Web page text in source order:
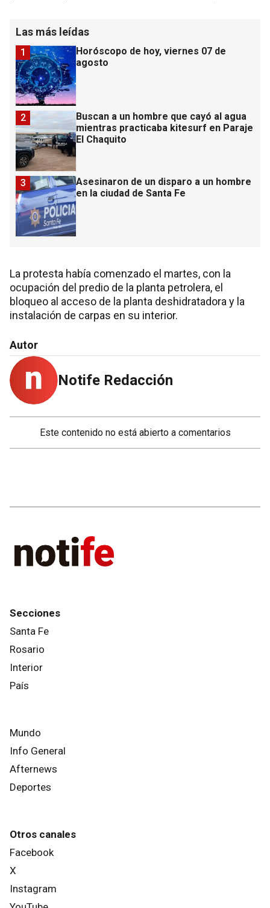
Las más leídas
Horóscopo de hoy, viernes 07 de
agosto
1
Buscan a un hombre que cayó al agua
mientras practicaba kitesurf en Paraje
El Chaquito
2
Asesinaron de un disparo a un hombre
en la ciudad de Santa Fe
3
La protesta había comenzado el martes, con la
ocupación del predio de la planta petrolera, el
bloqueo al acceso de la planta deshidratadora y la
instalación de carpas en su interior.
Autor
Notife Redacción
Este contenido no está abierto a comentarios
Secciones
Santa Fe
Rosario
Interior
País
Mundo
Info General
Afternews
Deportes
Otros canales
Facebook
X
Instagram